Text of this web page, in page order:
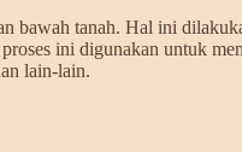
bawah tanah. Hal ini
ini digunakan untuk
lain-lain.